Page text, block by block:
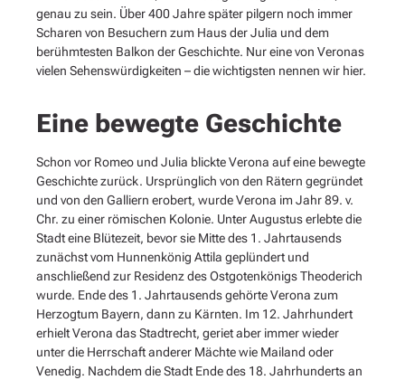
genau zu sein. Über 400 Jahre später pilgern noch immer
Scharen von Besuchern zum Haus der Julia und dem
berühmtesten Balkon der Geschichte. Nur eine von Veronas
vielen Sehenswürdigkeiten – die wichtigsten nennen wir hier.
Eine bewegte Geschichte
Schon vor Romeo und Julia blickte Verona auf eine bewegte
Geschichte zurück. Ursprünglich von den Rätern gegründet
und von den Galliern erobert, wurde Verona im Jahr 89. v.
Chr. zu einer römischen Kolonie. Unter Augustus erlebte die
Stadt eine Blütezeit, bevor sie Mitte des 1. Jahrtausends
zunächst vom Hunnenkönig Attila geplündert und
anschließend zur Residenz des Ostgotenkönigs Theoderich
wurde. Ende des 1. Jahrtausends gehörte Verona zum
Herzogtum Bayern, dann zu Kärnten. Im 12. Jahrhundert
erhielt Verona das Stadtrecht, geriet aber immer wieder
unter die Herrschaft anderer Mächte wie Mailand oder
Venedig. Nachdem die Stadt Ende des 18. Jahrhunderts an